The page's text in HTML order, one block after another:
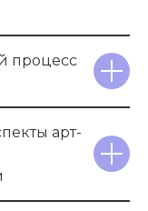
процесс
арт-